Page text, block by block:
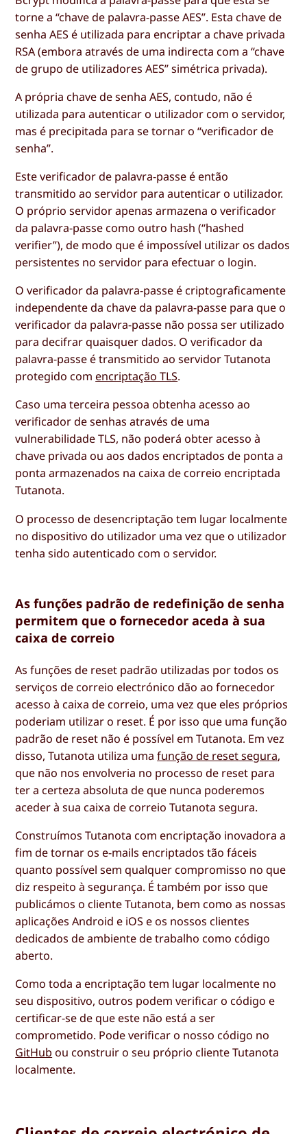
torne a “chave de palavra-passe AES”. Esta chave de
senha AES é utilizada para encriptar a chave privada
RSA (embora através de uma indirecta com a “chave
de grupo de utilizadores AES” simétrica privada).
A própria chave de senha AES, contudo, não é
utilizada para autenticar o utilizador com o servidor,
mas é precipitada para se tornar o “verificador de
senha”.
Este verificador de palavra-passe é então
transmitido ao servidor para autenticar o utilizador.
O próprio servidor apenas armazena o verificador
da palavra-passe como outro hash (“hashed
verifier”), de modo que é impossível utilizar os dados
persistentes no servidor para efectuar o login.
O verificador da palavra-passe é criptograficamente
independente da chave da palavra-passe para que o
verificador da palavra-passe não possa ser utilizado
para decifrar quaisquer dados. O verificador da
palavra-passe é transmitido ao servidor Tutanota
protegido com encriptação TLS.
Caso uma terceira pessoa obtenha acesso ao
verificador de senhas através de uma
vulnerabilidade TLS, não poderá obter acesso à
chave privada ou aos dados encriptados de ponta a
ponta armazenados na caixa de correio encriptada
Tutanota.
O processo de desencriptação tem lugar localmente
no dispositivo do utilizador uma vez que o utilizador
tenha sido autenticado com o servidor.
As funções padrão de redefinição de senha
permitem que o fornecedor aceda à sua
caixa de correio
As funções de reset padrão utilizadas por todos os
serviços de correio electrónico dão ao fornecedor
acesso à caixa de correio, uma vez que eles próprios
poderiam utilizar o reset. É por isso que uma função
padrão de reset não é possível em Tutanota. Em vez
disso, Tutanota utiliza umafunção de reset segura,
que não nos envolveria no processo de reset para
ter a certeza absoluta de que nunca poderemos
aceder à sua caixa de correio Tutanota segura.
Construímos Tutanota com encriptação inovadora a
fim de tornar os e-mails encriptados tão fáceis
quanto possível sem qualquer compromisso no que
diz respeito à segurança. É também por isso que
publicámos o cliente Tutanota, bem como as nossas
aplicações Android e iOS e os nossos clientes
dedicados de ambiente de trabalho como código
aberto.
Como toda a encriptação tem lugar localmente no
seu dispositivo, outros podem verificar o código e
certificar-se de que este não está a ser
comprometido. Pode verificar o nosso código no
GitHub ou construir o seu próprio cliente Tutanota
localmente.